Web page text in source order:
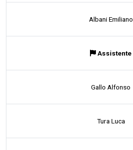
Albani Emiliano
Assistente
Gallo Alfonso
Tura Luca